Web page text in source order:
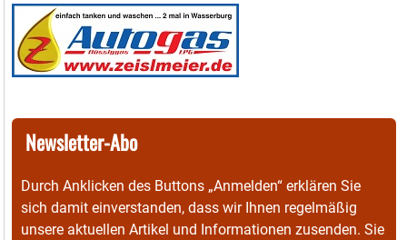
Newsletter-Abo
Durch Anklicken des Buttons „Anmelden“ erklären Sie
sich damit einverstanden, dass wir Ihnen regelmäßig
unsere aktuellen Artikel und Informationen zusenden. Sie